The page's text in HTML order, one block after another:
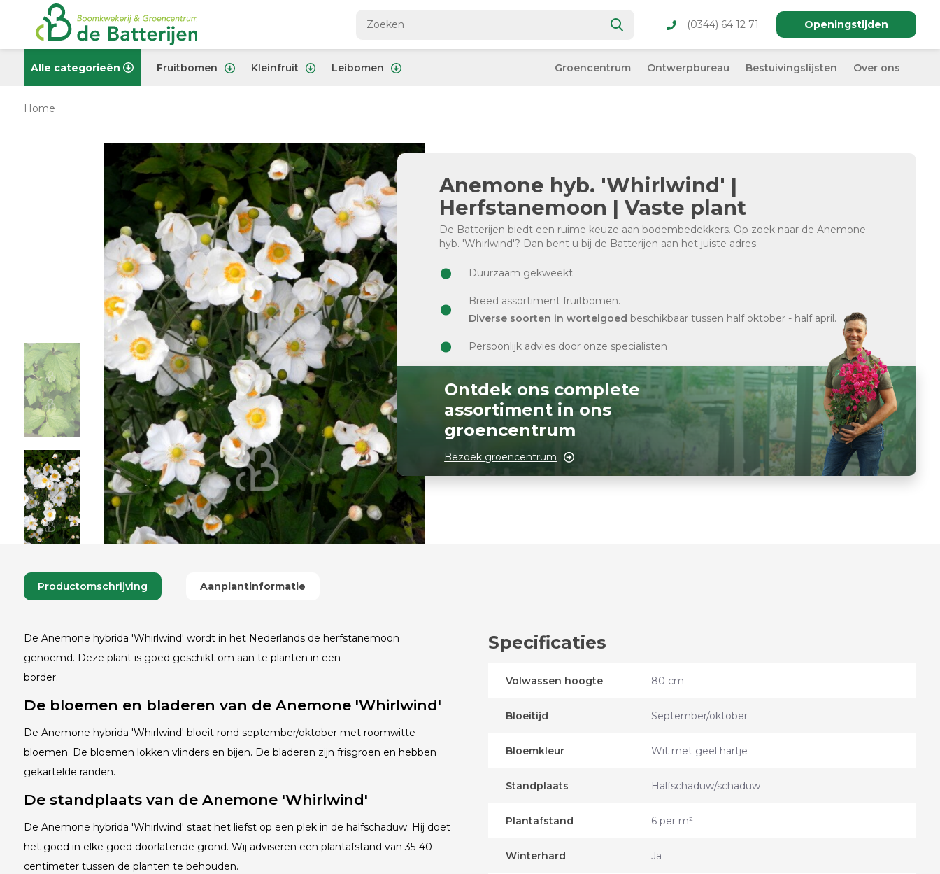
(0344) 64 12 71 Openingstijden
Alle categorieën Fruitbomen Kleinfruit Leibomen Groencentrum Ontwerpbureau Bestuivingslijsten Over ons
Home
Anemone hyb. 'Whirlwind' |
Herfstanemoon | Vaste plant
De Batterijen biedt een ruime keuze aan bodembedekkers. Op zoek naar de Anemone
hyb. 'Whirlwind'? Dan bent u bij de Batterijen aan het juiste adres.
Duurzaam gekweekt
Breed assortiment fruitbomen.
Diverse soorten in wortelgoed beschikbaar tussen half oktober - half april.
Persoonlijk advies door onze specialisten
Ontdek ons complete
assortiment in ons
groencentrum
Bezoek groencentrum
Productomschrijving Aanplantinformatie
De Anemone hybrida 'Whirlwind' wordt in het Nederlands de herfstanemoon
genoemd. Deze plant is goed geschikt om aan te planten in een
border.
De bloemen en bladeren van de Anemone 'Whirlwind'
De Anemone hybrida 'Whirlwind' bloeit rond september/oktober met roomwitte
bloemen. De bloemen lokken vlinders en bijen. De bladeren zijn frisgroen en hebben
gekartelde randen.
De standplaats van de Anemone 'Whirlwind'
De Anemone hybrida 'Whirlwind' staat het liefst op een plek in de halfschaduw. Hij doet
het goed in elke goed doorlatende grond. Wij adviseren een plantafstand van 35-40
centimeter tussen de planten te behouden.
Specificaties
Volwassen hoogte 80 cm
Bloeitijd September/oktober
Bloemkleur Wit met geel hartje
Standplaats Halfschaduw/schaduw
Plantafstand 6 per m²
Winterhard Ja